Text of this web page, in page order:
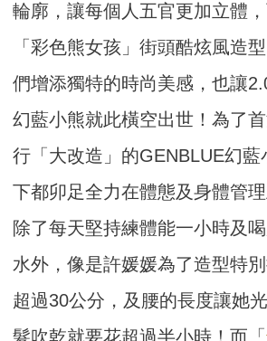
輪廓，讓每個人五官更加立體
「彩色熊女孩」街頭酷炫風造
們增添獨特的時尚美感，也讓
幻藍小熊就此橫空出世！為了
行「大改造」的GENBLUE幻
下都卯足全力在體態及身體管理
除了每天堅持練體能一小時及
水外，像是許媛媛為了造型特
超過30公分，及腰的長度讓她
髮吹乾就要花超過半小時！而「